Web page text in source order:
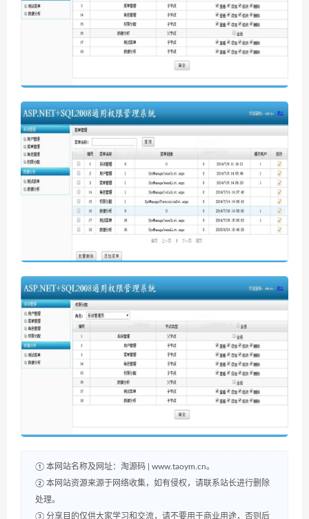
① 本网站名称及网址：淘源码 | www.taoym.cn。
② 本网站资源来源于网络收集，如有侵权，请联系站长进行删除
处理。
③ 分享目的仅供大家学习和交流，请不要用于商业用途，否则后